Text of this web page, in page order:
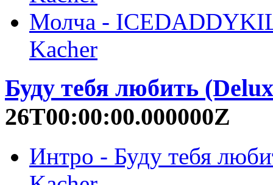
Молча -
Kacher
Буду тебя любить
26T00:00:00.000000Z
Интро - Буду тебя